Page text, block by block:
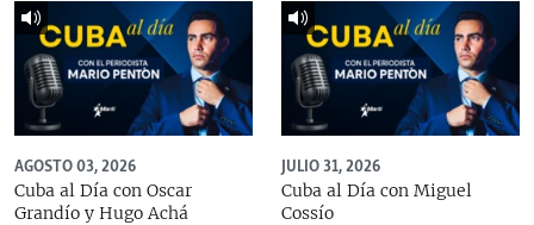
AGOSTO 03, 2026
Cuba al Día con Oscar
Grandío y Hugo Achá
JULIO 31, 2026
Cuba al Día con Miguel
Cossío